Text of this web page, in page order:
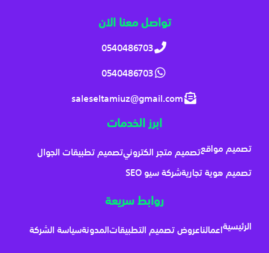
تواصل معنا الان
0540486703
0540486703
saleseltamiuz@gmail.com
ابرز الخدمات
تصميم مواقعتصميم متجر الكترونيتصميم تطبيقات الجوال
تصميم هوية تجاريةشركة سيو SEO
روابط سريعة
الرئيسيةاعمالناعروض تصميم التطبيقاتالمدونةسياسة الشركة